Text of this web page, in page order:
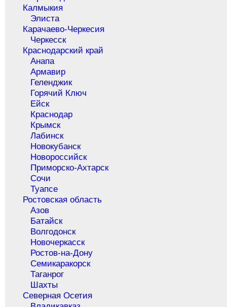
Калмыкия
Элиста
Карачаево-Черкесия
Черкесск
Краснодарский край
Анапа
Армавир
Геленджик
Горячий Ключ
Ейск
Краснодар
Крымск
Лабинск
Новокубанск
Новороссийск
Приморско-Ахтарск
Сочи
Туапсе
Ростовская область
Азов
Батайск
Волгодонск
Новочеркасск
Ростов-на-Дону
Семикаракорск
Таганрог
Шахты
Северная Осетия